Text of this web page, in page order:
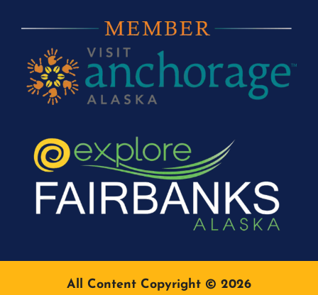
All Content Copyright © 2026